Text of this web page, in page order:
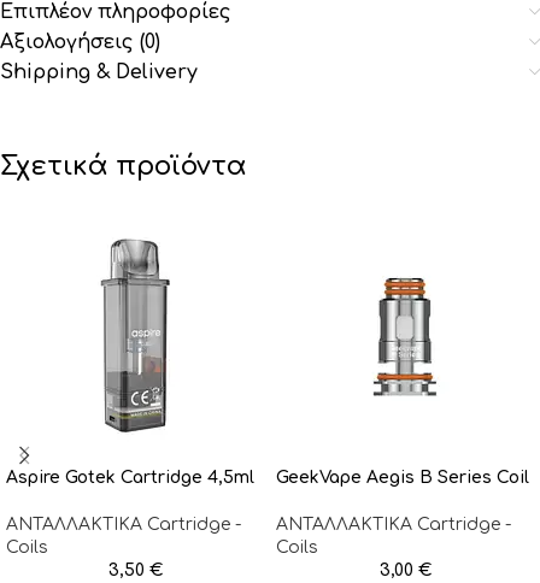
Επιπλέον πληροφορίες
Αξιολογήσεις (0)
Shipping & Delivery
Σχετικά προϊόντα
Aspire Gotek Cartridge 4,5ml
ΑΝΤΑΛΛΑΚΤΙΚA Cartridge -
Coils
3,50 €
GeekVape Aegis B Series Coil
ΑΝΤΑΛΛΑΚΤΙΚA Cartridge -
Coils
3,00 €